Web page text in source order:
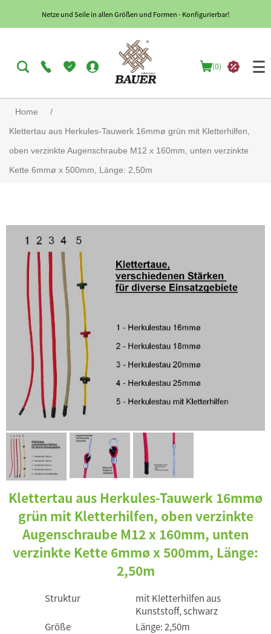
Netze und Seile in allen Größen und Formen - Konfigurierbar!
(0)
Home
/
Klettertau aus Herkules-Tauwerk 16mmø grün mit Kletterhilfen,
oben verzinkte Augenschraube M12 x 160mm, unten verzinkte
Kette 6mmø x 500mm, Länge: 2,50m
Klettertau aus Herkules-Tauwerk 16mmø
grün mit Kletterhilfen, oben verzinkte
Augenschraube M12 x 160mm, unten
verzinkte Kette 6mmø x 500mm, Länge:
2,50m
Struktur
mit Kletterhilfen aus
Kunststoff, schwarz
Größe
Länge: 2,50m